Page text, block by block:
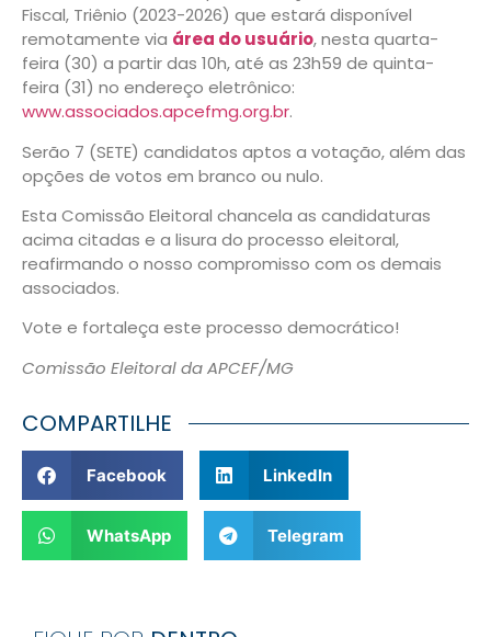
Fiscal, Triênio (2023-2026) que estará disponível
remotamente via área do usuário, nesta quarta-
feira (30) a partir das 10h, até as 23h59 de quinta-
feira (31) no endereço eletrônico:
www.associados.apcefmg.org.br.
Serão 7 (SETE) candidatos aptos a votação, além das
opções de votos em branco ou nulo.
Esta Comissão Eleitoral chancela as candidaturas
acima citadas e a lisura do processo eleitoral,
reafirmando o nosso compromisso com os demais
associados.
Vote e fortaleça este processo democrático!
Comissão Eleitoral da APCEF/MG
COMPARTILHE
Facebook LinkedIn
WhatsApp Telegram